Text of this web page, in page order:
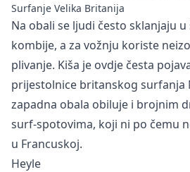
Surfanje Velika Britanija
Na obali se ljudi često sklanjaju
kombije, a za vožnju koriste
plivanje. Kiša je ovdje česta
prijestolnice britanskog surfanja
zapadna obala obiluje i brojnim
surf-spotovima, koji ni po čemu
u Francuskoj.
Heyle